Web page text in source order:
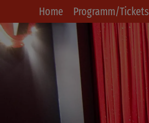
Home Programm/Tickets